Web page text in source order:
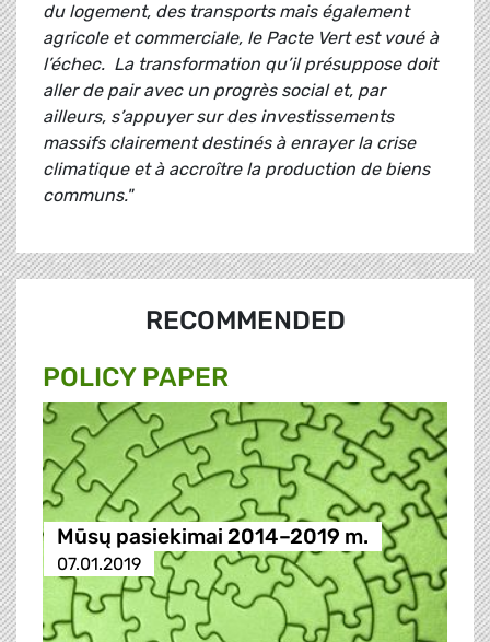
du logement, des transports mais également
agricole et commerciale, le Pacte Vert est voué à
l’échec. La transformation qu’il présuppose doit
aller de pair avec un progrès social et, par
ailleurs, s’appuyer sur des investissements
massifs clairement destinés à enrayer la crise
climatique et à accroître la production de biens
communs."
RECOMMENDED
POLICY PAPER
Mūsų pasiekimai 2014–2019 m.
07.01.2019